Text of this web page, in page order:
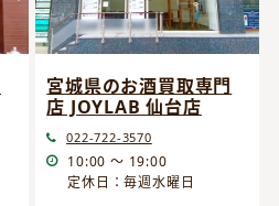
宮城県のお酒買取専門
店 JOYLAB 仙台店
022-722-3570
10:00 ～ 19:00
定休日：毎週水曜日